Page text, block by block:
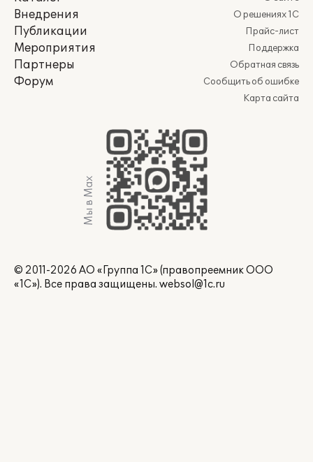
Внедрения
Публикации
Мероприятия
Партнеры
Форум
О решениях 1С
Прайс-лист
Поддержка
Обратная связь
Сообщить об ошибке
Карта сайта
Мы в Max
© 2011-2026 АО «Группа 1С» (правопреемник ООО
«1С»). Все права защищены. websol@1c.ru